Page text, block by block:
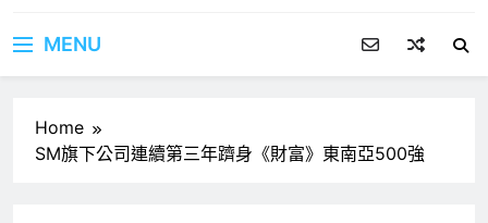
MENU
Home
SM旗下公司連續第三年躋身《財富》東南亞500強